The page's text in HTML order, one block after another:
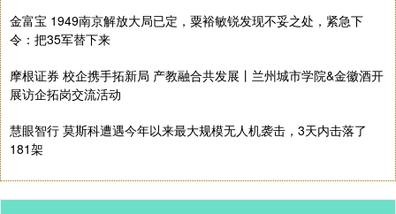
金富宝 1949南京解放大局已定，粟裕敏锐发现不妥之处，紧急下
令：把35军替下来
摩根证券 校企携手拓新局 产教融合共发展丨兰州城市学院&金徽酒开
展访企拓岗交流活动
慧眼智行 莫斯科遭遇今年以来最大规模无人机袭击，3天内击落了
181架